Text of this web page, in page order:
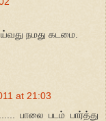
நமது கடமை.
at 21:03
பாலை படம் பார்த்து